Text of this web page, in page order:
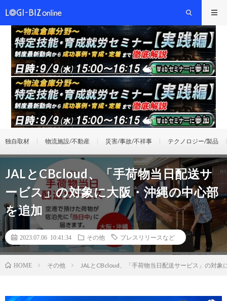
独自取材 物流施設/不動産 災害/事故/不祥事 テクノロジー/製品
JALとCBcloud、「手荷物当日配送サ
ービス」の対象に大阪・沖縄の中心部
を追加
2023.07.06 10:41:34 その他 プレスリリースなど
HOME その他 JALとCBcloud、「手荷物当日配送サービス」の対象